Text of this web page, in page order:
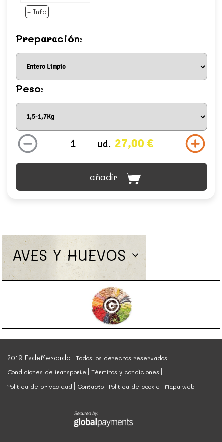
+ Info
Preparación:
Peso:
ud. 27,00 €
añadir
AVES Y HUEVOS
2019 EsdeMercado
Todos los derechos reservados
Condiciones de transporte
Términos y condiciones
Política de privacidad
Contacto Política de cookie Mapa web